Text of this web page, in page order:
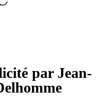
par Jean-